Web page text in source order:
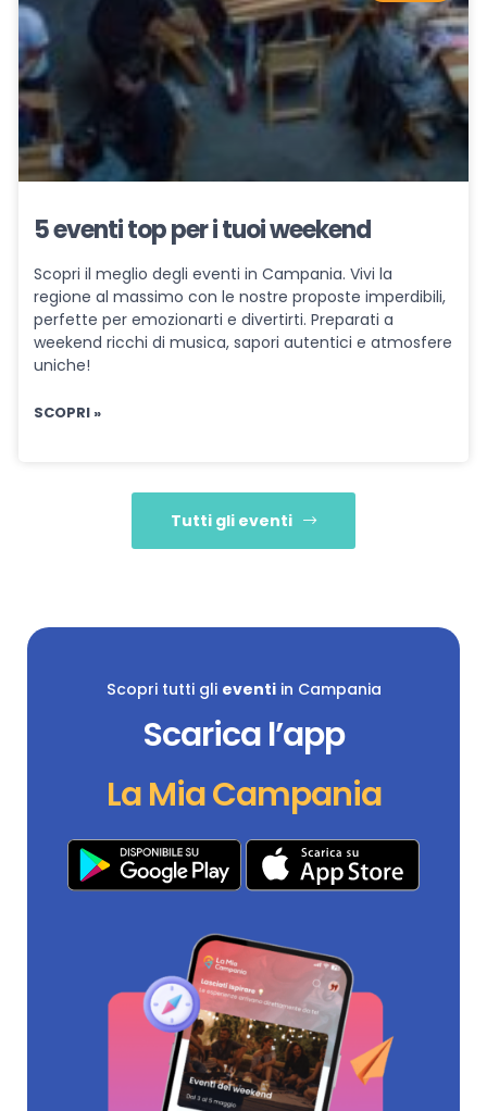
5 eventi top per i tuoi weekend
Scopri il meglio degli eventi in Campania. Vivi la
regione al massimo con le nostre proposte imperdibili,
perfette per emozionarti e divertirti. Preparati a
weekend ricchi di musica, sapori autentici e atmosfere
uniche!
SCOPRI »
Tutti gli eventi
Scopri tutti gli eventiin Campania
Scarica l’app
La Mia Campania